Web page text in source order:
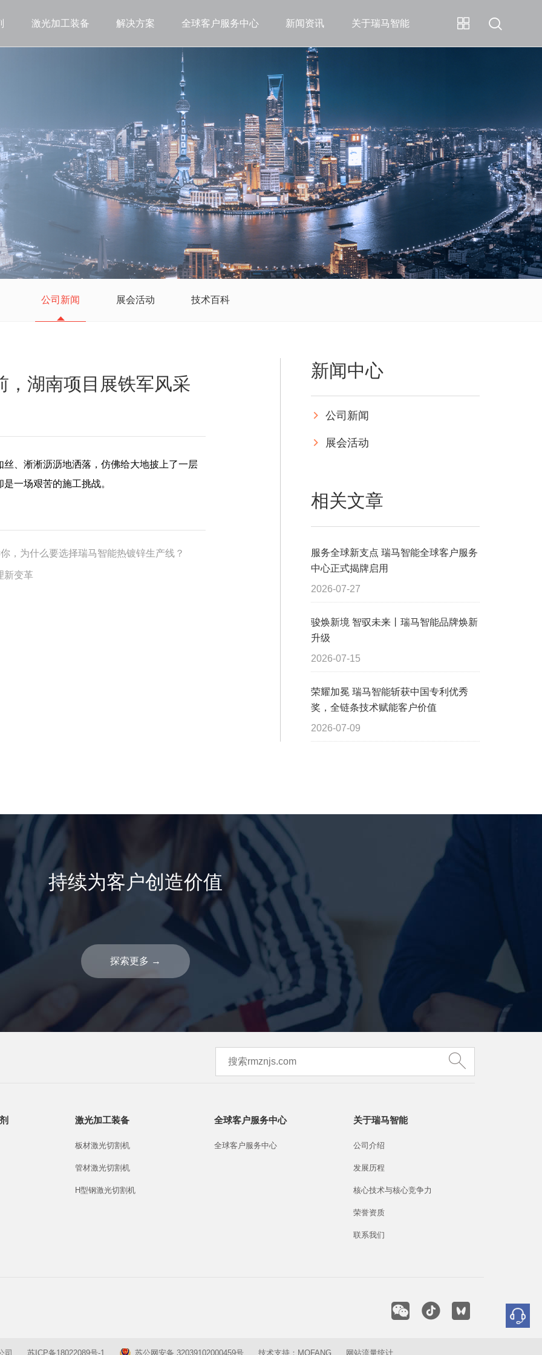
激光加工装备 解决方案 全球客户服务中心 新闻资讯 关于瑞马智能
公司新闻 展会活动 技术百科
，湖南项目展铁军风采
丝、淅淅沥沥地洒落，仿佛给大地披上了一层
一场艰苦的施工挑战。
，为什么要选择瑞马智能热镀锌生产线？
新变革
新闻中心
公司新闻
展会活动
相关文章
服务全球新支点 瑞马智能全球客户服务
中心正式揭牌启用
2026-07-27
骏焕新境 智驭未来丨瑞马智能品牌焕新
升级
2026-07-15
荣耀加冕 瑞马智能斩获中国专利优秀
奖，全链条技术赋能客户价值
2026-07-09
持续为客户创造价值
探索更多 →
激光加工装备
板材激光切割机
管材激光切割机
H型钢激光切割机
全球客户服务中心
全球客户服务中心
关于瑞马智能
公司介绍
发展历程
核心技术与核心竞争力
荣誉资质
联系我们
司 苏ICP备18022089号-1 苏公网安备 32039102000459号 技术支持：MOFANG 网站流量统计